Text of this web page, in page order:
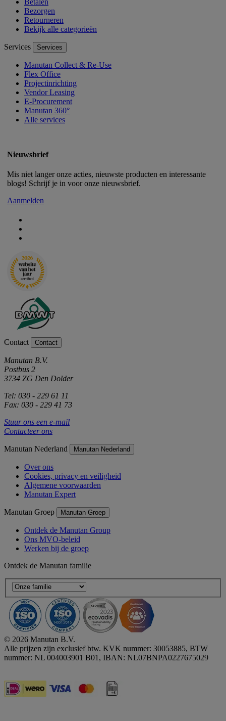
Bezorgen
Retourneren
Bekijk alle categorieën
Services Services
Manutan Collect & Re-Use
Flex Office
Projectinrichting
Vendor Leasing
E-Procurement
Manutan 360°
Alle services
Nieuwsbrief
Mis niet langer onze acties, nieuwste producten en interessante
blogs! Schrijf je in voor onze nieuwsbrief.
Aanmelden
Contact Contact
Manutan B.V.
Postbus 2
3734 ZG Den Dolder
Tel: 030 - 229 61 11
Fax: 030 - 229 41 73
Stuur ons een e-mail
Contacteer ons
Manutan Nederland Manutan Nederland
Over ons
Cookies, privacy en veiligheid
Algemene voorwaarden
Manutan Expert
Manutan Groep Manutan Groep
Ontdek de Manutan Group
Ons MVO-beleid
Werken bij de groep
Ontdek de Manutan familie
© 2026 Manutan B.V.
Alle prijzen zijn exclusief btw. KVK nummer: 30053885, BTW
nummer: NL 004003901 B01, IBAN: NL07BNPA0227675029